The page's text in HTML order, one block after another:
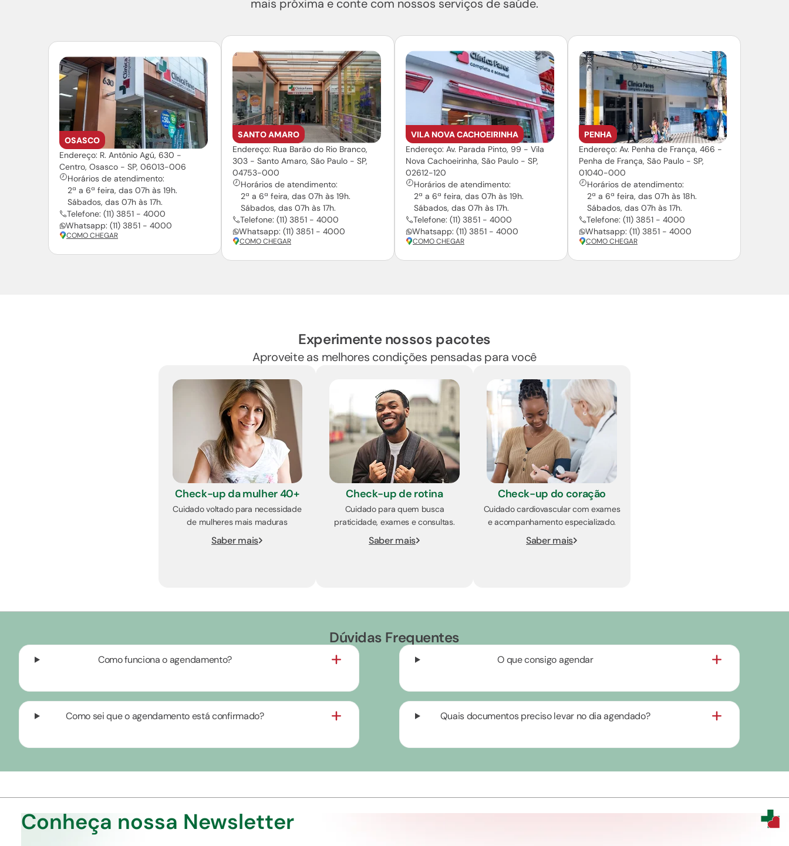
mais próxima e conte com nossos serviços de saúde.
SANTO AMARO
Endereço: Rua Barão do Rio Branco,
303 - Santo Amaro, São Paulo - SP,
04753-000
Horários de atendimento:
2ª a 6ª feira, das 07h às 19h.
Sábados, das 07h às 17h.
Telefone: (11) 3851 - 4000
Whatsapp: (11) 3851 - 4000
COMO CHEGAR
VILA NOVA CACHOEIRINHA
Endereço: Av. Parada Pinto, 99 - Vila
Nova Cachoeirinha, São Paulo - SP,
02612-120
Horários de atendimento:
2ª a 6ª feira, das 07h às 19h.
Sábados, das 07h às 17h.
Telefone: (11) 3851 - 4000
Whatsapp: (11) 3851 - 4000
COMO CHEGAR
OSASCO
Endereço: R. Antônio Agú, 630 -
Centro, Osasco - SP, 06013-006
Horários de atendimento:
2ª a 6ª feira, das 07h às 19h.
Sábados, das 07h às 17h.
Telefone: (11) 3851 - 4000
Whatsapp: (11) 3851 - 4000
COMO CHEGAR
PENHA
Endereço: Av. Penha de França, 466 -
Penha de França, São Paulo - SP,
01040-000
Horários de atendimento:
2ª a 6ª feira, das 07h às 18h.
Sábados, das 07h às 17h.
Telefone: (11) 3851 - 4000
Whatsapp: (11) 3851 - 4000
COMO CHEGAR
Experimente nossos pacotes
Aproveite as melhores condições pensadas para você
Check-up da mulher 40+
Cuidado voltado para necessidade
de mulheres mais maduras
Saber mais
Check-up de rotina
Cuidado para quem busca
praticidade, exames e consultas.
Saber mais
Check-up do coração
Cuidado cardiovascular com exames
e acompanhamento especializado.
Saber mais
Dúvidas Frequentes
Quais documentos preciso levar no dia agendado?
Como sei que o agendamento está confirmado?
O que consigo agendar
Como funciona o agendamento?
Conheça nossa Newsletter